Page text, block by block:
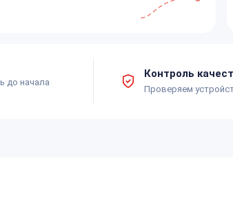
до начала
Контроль
Проверяем